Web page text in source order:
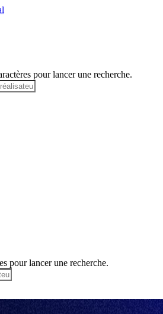
pour lancer une recherche.
pour lancer une recherche.